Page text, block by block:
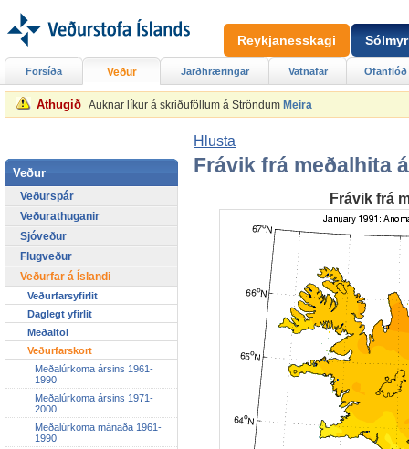
Athugið Auknar líkur á skriðuföllum á Ströndum Meira
Hlusta
Frávik frá meðalhita
Frávik frá
Forsíða Veður Jarðhræringar Vatnafar Ofanflóð
Veður
Veðurspár
Veðurathuganir
Sjóveður
Flugveður
Veðurfar á Íslandi
Veðurfarsyfirlit
Daglegt yfirlit
Meðaltöl
Veðurfarskort
Meðalúrkoma ársins 1961-
1990
Meðalúrkoma ársins 1971-
2000
Meðalúrkoma mánaða 1961-
1990
Reykjanesskagi